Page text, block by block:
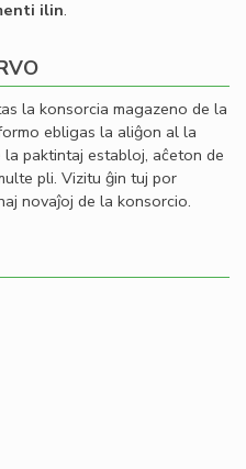
ilin.
la konsorcia magazeno de la
ebligas la aliĝon al la
paktintaj establoj, aĉeton de
pli. Vizitu ĝin tuj por
novaĵoj de la konsorcio.